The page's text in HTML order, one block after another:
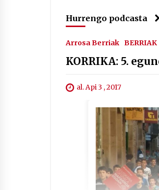
Hurrengo podcasta
Arrosa Berriak BERRIAK
KORRIKA: 5.
al. Api 3 , 2017